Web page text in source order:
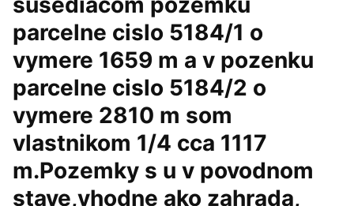
parcelne cislo 5184/1 o
vymere 1659 m a v pozenku
parcelne cislo 5184/2 o
vymere 2810 m som
vlastnikom 1/4 cca 1117
m.Pozemky s u v povodnom
stave,vhodne ako zahrada,